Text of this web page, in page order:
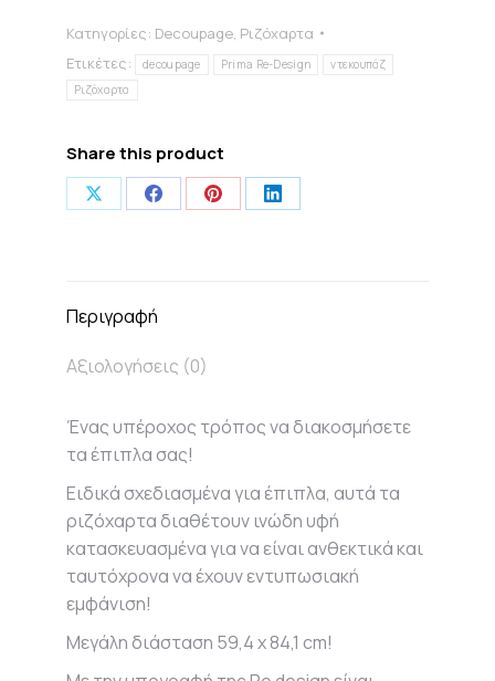
-
Froggy
Meadow
ποσότητα
Κατηγορίες: Decoupage Ριζόχαρτα
Ετικέτες:
decoupage Prima Re-Design
ντεκουπάζ
Ριζόχαρτα
Share this product
Share Share Share Share
Περιγραφή
Αξιολογήσεις (0)
Ένας υπέροχος τρόπος να διακοσμήσετε
τα έπιπλα σας!
Ειδικά σχεδιασμένα για έπιπλα, αυτά τα
ριζόχαρτα διαθέτουν ινώδη υφή
κατασκευασμένα για να είναι ανθεκτικά και
ταυτόχρονα να έχουν εντυπωσιακή
εμφάνιση!
Μεγάλη διάσταση 59,4 x 84,1 cm!